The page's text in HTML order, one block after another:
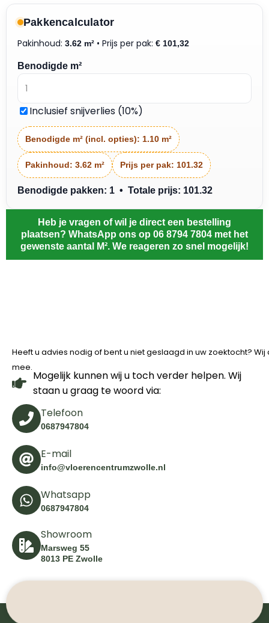
Pakkencalculator
Pakinhoud: 3.62 m² • Prijs per pak: € 101,32
Benodigde m²
Inclusief snijverlies (10%)
Benodigde m² (incl. opties): 1.10 m²
Pakinhoud: 3.62 m² Prijs per pak: 101.32
Benodigde pakken: 1 • Totale prijs: 101.32
Heb je vragen of wil je direct een bestelling
plaatsen? WhatsApp ons op 06 8794 7804 met het
gewenste aantal M². We reageren zo snel mogelijk!
Heeft u advies nodig of bent u niet geslaagd in uw zoektocht?
mee.
Mogelijk kunnen wij u toch verder helpen. Wij
staan u graag te woord via:
Telefoon
0687947804
E-mail
info@vloerencentrumzwolle.nl
Whatsapp
0687947804
Showroom
Marsweg 55
8013 PE Zwolle